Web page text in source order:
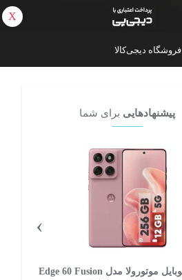
فروشگاه دیجی‌کالا
پیشنهادهایی برای شما
گوشی موبایل موتورولا مدل Edge 60 Fusion
›
X